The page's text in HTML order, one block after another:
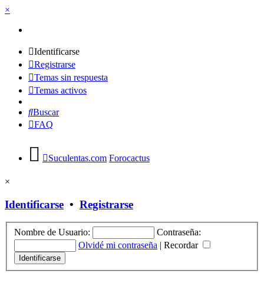
×
Identificarse
Registrarse
Temas sin respuesta
Temas activos
Buscar
FAQ
Suculentas.com Forocactus
×
Identificarse • Registrarse
Nombre de Usuario:
Contraseña:
Olvidé mi contraseña | Recordar